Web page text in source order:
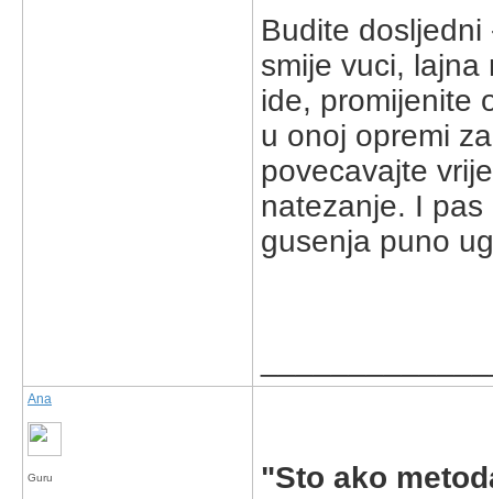
Budite
smije vuci,
ide, promijenite
u onoj opremi
povecavajte
natezanje. I
gusenja puno
Ana
Guru
"Sto ako